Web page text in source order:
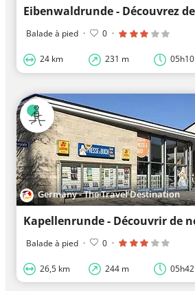
Balade à pied · 0 ·
24 km 231 m 05h10
Germany - The Travel Destination
Balade à pied · 0 ·
26,5 km 244 m 05h42